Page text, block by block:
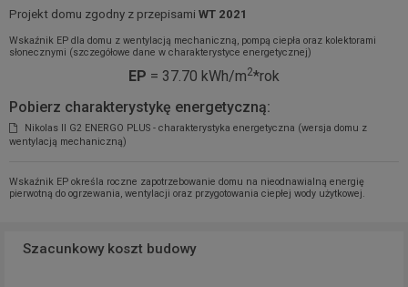
Projekt domu zgodny z przepisami WT 2021
Wskaźnik EP dla domu z wentylacją mechaniczną, pompą ciepła oraz kolektorami
słonecznymi (szczegółowe dane w charakterystyce energetycznej)
EP = 37.70 kWh/m2*rok
Pobierz charakterystykę energetyczną:
Nikolas II G2 ENERGO PLUS - charakterystyka energetyczna (wersja domu z
wentylacją mechaniczną)
Wskaźnik EP określa roczne zapotrzebowanie domu na nieodnawialną energię
pierwotną do ogrzewania, wentylacji oraz przygotowania ciepłej wody użytkowej.
Szacunkowy koszt budowy